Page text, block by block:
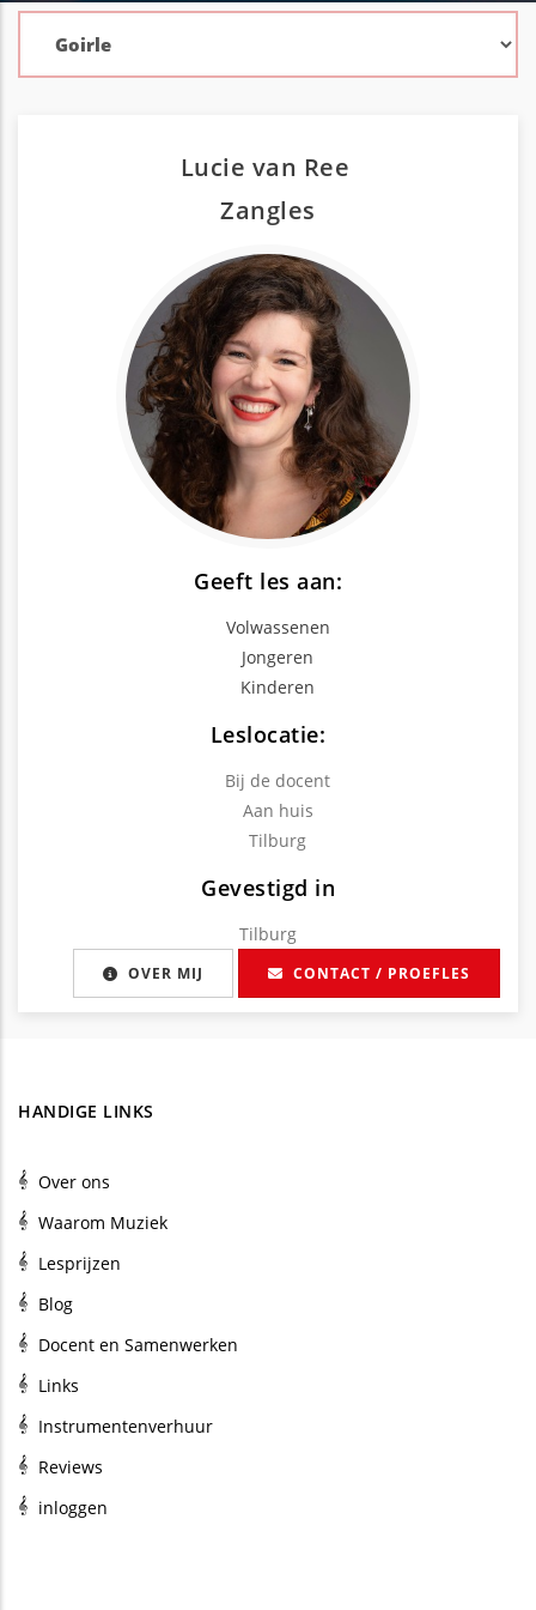
Lucie van Ree
Zangles
Geeft les aan:
Volwassenen
Jongeren
Kinderen
Leslocatie:
Bij de docent
Aan huis
Tilburg
Gevestigd in
Tilburg
OVER MIJ CONTACT / PROEFLES
HANDIGE LINKS
Over ons
Waarom Muziek
Lesprijzen
Blog
Docent en Samenwerken
Links
Instrumentenverhuur
Reviews
inloggen